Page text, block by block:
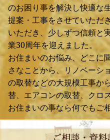
のお困り事を解決し快適な
提案・工事をさせていただ
いただき、少しずつ信頼と
業30周年を迎えました。
お住まいのお悩み、どこに
さなことから、リノベーシ
の取替などの大規模工事か
替、エアコンの取替、クロ
お住まいの事なら何でもご